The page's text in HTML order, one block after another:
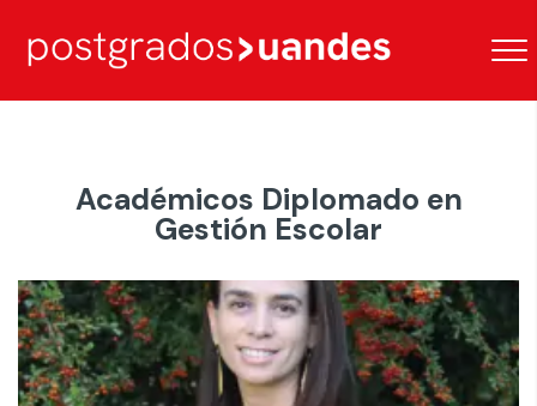
Académicos Diplomado en
Gestión Escolar